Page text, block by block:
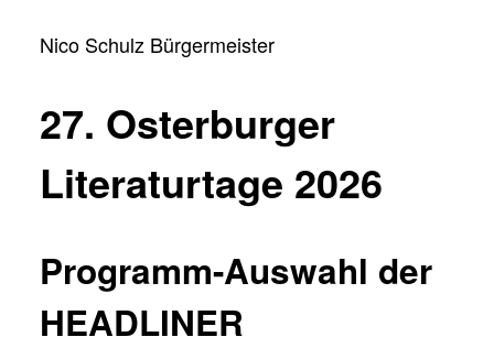
Nico Schulz Bürgermeister
27. Osterburger
Literaturtage 2026
Programm-Auswahl der
HEADLINER